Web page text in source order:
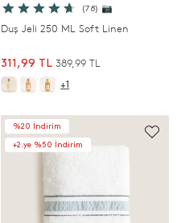
(78) 📷
Duş Jeli 250 ML Soft Linen
311,99 TL 389,99 TL
+1
%20 İndirim
+2.ye %50 İndirim